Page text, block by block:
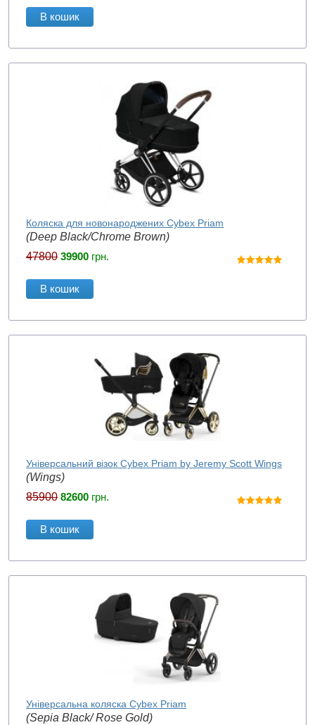
В кошик
Коляска для новонароджених Cybex Priam
(Deep Black/Chrome Brown)
47800 39900 грн.
В кошик
Універсальний візок Cybex Priam by Jeremy Scott Wings
(Wings)
85900 82600 грн.
В кошик
Універсальна коляска Cybex Priam
(Sepia Black/ Rose Gold)